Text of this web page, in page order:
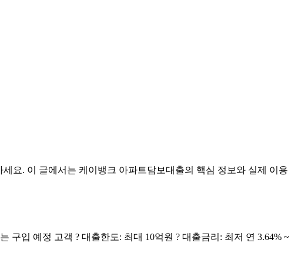
요. 이 글에서는 케이뱅크 아파트담보대출의 핵심 정보와 실제 이용
구입 예정 고객 ? 대출한도: 최대 10억원 ? 대출금리: 최저 연 3.64% ~